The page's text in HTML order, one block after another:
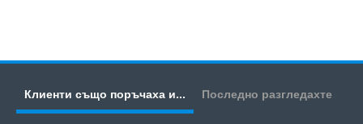
Клиенти също поръчаха и... Последно разгледахте